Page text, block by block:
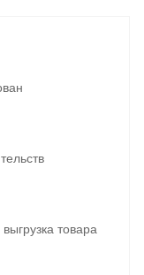
товара